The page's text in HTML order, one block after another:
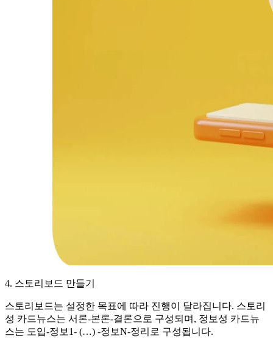
4. 스토리보드 만들기
스토리보드는 설정한 목표에 따라 진행이 달라집니다. 스토리
성 카드뉴스는 서론-본론-결론으로 구성되며, 정보성 카드뉴
스는 도입-정보1- (…) -정보N-정리로 구성됩니다.